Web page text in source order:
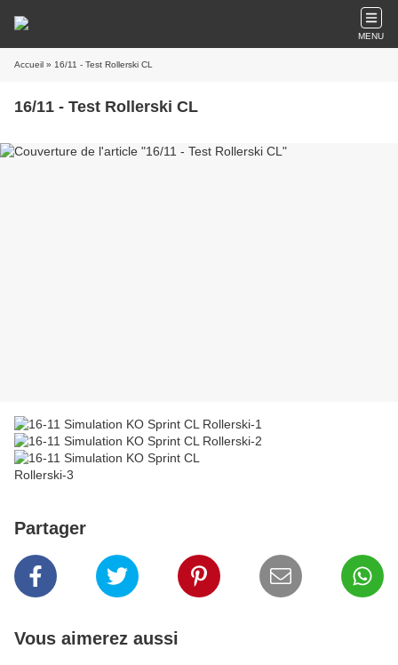
MENU
Accueil » 16/11 - Test Rollerski CL
16/11 - Test Rollerski CL
Partager
Vous aimerez aussi